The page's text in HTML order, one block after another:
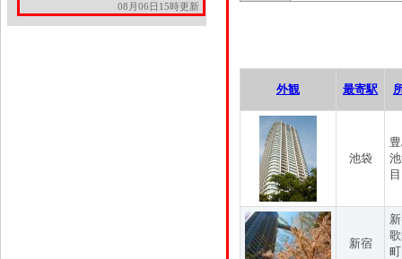
08月06日15時更新
外観 最寄駅
池袋
目
新宿